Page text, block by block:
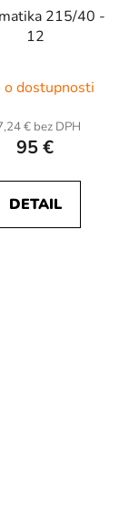
215/40 -
12
o dostupnosti
€ bez DPH
95 €
DETAIL